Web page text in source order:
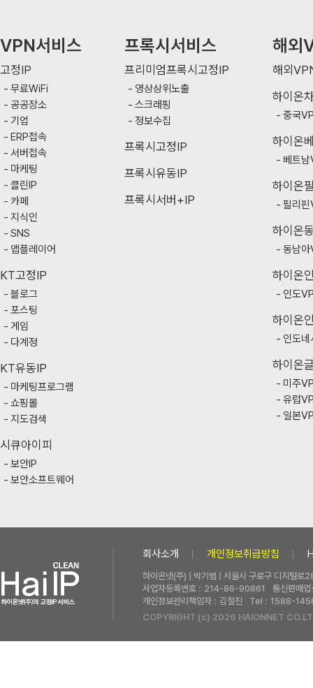
VPN서비스
고정IP
무료WiFi
공공장소
기업
ERP접속
서버접속
마케팅
클린IP
카페
지식인
SNS
앱플레이어
KT고정IP
블로그
포스팅
게임
다계정
KT유동IP
마케팅프로그램
쇼핑몰
지도검색
시큐아이피
보안IP
보안소프트웨어
프록시서비스
프리미엄프록시고정IP
영상상위노출
스크래핑
정보수집
프록시고정IP
프록시유동IP
프록시서버+IP
해외
해외
하이온
중국
하이온
베트
하이온
필리
하이온
동남
하이온
인도
하이온
인도
하이온
미주
유럽
일본
회사소개 개인정보취급방침
하이온넷(주) | 박기범 | 서울시 구로구 디지털
사업자등록번호 : 214-86-90861
통신판매
개인정보관리책임자 : 김철진 Tel : 1588-
COPYRIGHT (c) 2026 HAIONNET